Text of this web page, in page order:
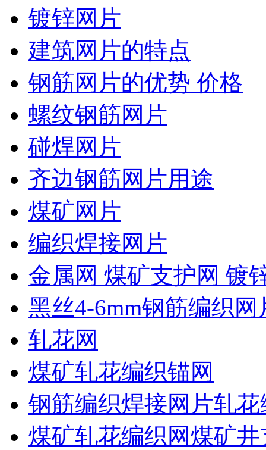
镀锌网片
建筑网片的特点
钢筋网片的优势 价格
螺纹钢筋网片
碰焊网片
齐边钢筋网片用途
煤矿网片
编织焊接网片
金属网 煤矿支护网 镀
黑丝4-6mm钢筋编织
轧花网
煤矿轧花编织锚网
钢筋编织焊接网片轧
煤矿轧花编织网煤矿